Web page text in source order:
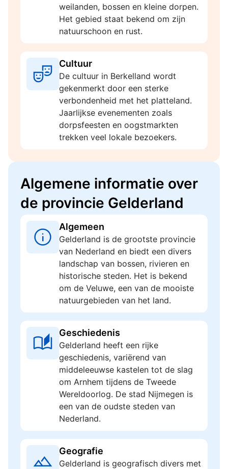
weilanden, bossen en kleine dorpen.
Het gebied staat bekend om zijn
natuurschoon en rust.
Cultuur
De cultuur in Berkelland wordt
gekenmerkt door een sterke
verbondenheid met het platteland.
Jaarlijkse evenementen zoals
dorpsfeesten en oogstmarkten
trekken veel lokale bezoekers.
Algemene informatie over
de provincie Gelderland
Algemeen
Gelderland is de grootste provincie
van Nederland en biedt een divers
landschap van bossen, rivieren en
historische steden. Het is bekend
om de Veluwe, een van de mooiste
natuurgebieden van het land.
Geschiedenis
Gelderland heeft een rijke
geschiedenis, variërend van
middeleeuwse kastelen tot de slag
om Arnhem tijdens de Tweede
Wereldoorlog. De stad Nijmegen is
een van de oudste steden van
Nederland.
Geografie
Gelderland is geografisch divers met